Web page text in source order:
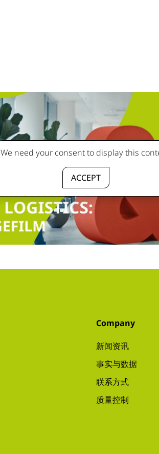
We need your consent to display this
ACCEPT
Company
新闻资讯
事实与数据
联系方式
质量控制